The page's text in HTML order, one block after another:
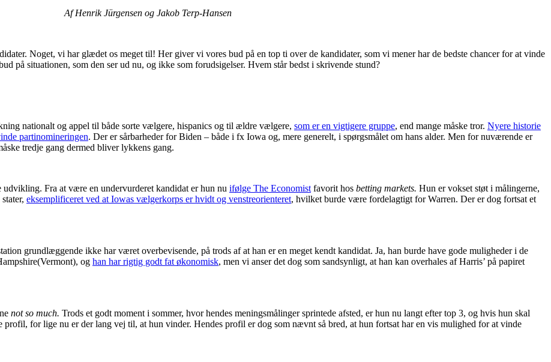
Af Henrik Jürgensen og Jakob Terp-Hansen
Noget, vi har glædet os meget til! Her giver vi vores bud på en top ti over de kandidater, som vi mener har de bedste chancer for at vinde
på situationen, som den ser ud nu, og ikke som forudsigelser. Hvem står bedst i skrivende stund?
nationalt og appel til både sorte vælgere, hispanics og til ældre vælgere, som er en vigtigere gruppe, end mange måske tror. Nyere historie
partinomineringen. Der er sårbarheder for Biden – både i fx Iowa og, mere generelt, i spørgsmålet om hans alder. Men for nuværende er
tredje gang dermed bliver lykkens gang.
udvikling. Fra at være en undervurderet kandidat er hun nu ifølge The Economist favorit hos betting markets. Hun er vokset støt i målingerne,
eksemplificeret ved at Iowas vælgerkorps er hvidt og venstreorienteret, hvilket burde være fordelagtigt for Warren. Der er dog fortsat et
grundlæggende ikke har været overbevisende, på trods af at han er en meget kendt kandidat. Ja, han burde have gode muligheder i de
og han har rigtig godt fat økonomisk, men vi anser det dog som sandsynligt, at han kan overhales af Harris’ på papiret
not so much. Trods et godt moment i sommer, hvor hendes meningsmålinger sprintede afsted, er hun nu langt efter top 3, og hvis hun skal
profil, for lige nu er der lang vej til, at hun vinder. Hendes profil er dog som nævnt så bred, at hun fortsat har en vis mulighed for at vinde